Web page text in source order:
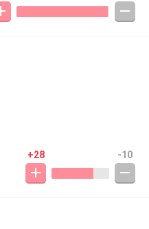
+28 -10